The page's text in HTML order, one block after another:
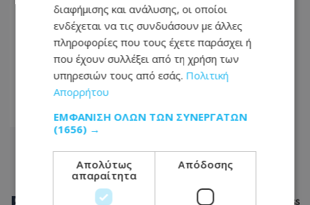
...
13
15
διαφήμισης και ανάλυσης, οι οποίοι
ενδέχεται να τις συνδυάσουν με άλλες
πληροφορίες που τους έχετε παράσχει ή
που έχουν συλλέξει από τη χρήση των
υπηρεσιών τους από εσάς. Πολιτική
Απορρήτου
ΕΜΦΆΝΙΣΗ ΌΛΩΝ ΤΩΝ ΣΥΝΕΡΓΑΤΏΝ
(1656) →
Απολύτως
απαραίτητα
Απόδοσης